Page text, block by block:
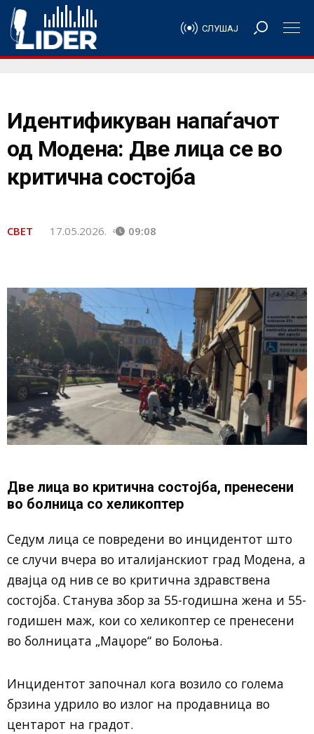
СЛУШАЈ
Идентификуван напаѓачот
од Модена: Две лица се во
критична состојба
СВЕТ 17.05.2026. 09:08
Две лица во критична состојба, пренесени
во болница со хеликоптер
Седум лица се повредени во инцидентот што
се случи вчера во италијанскиот град Модена, а
двајца од нив се во критична здравствена
состојба. Станува збор за 55-годишна жена и 55-
годишен маж, кои со хеликоптер се пренесени
во болницата „Маџоре“ во Болоња.
Инцидентот започнал кога возило со голема
брзина удрило во излог на продавница во
центарот на градот.